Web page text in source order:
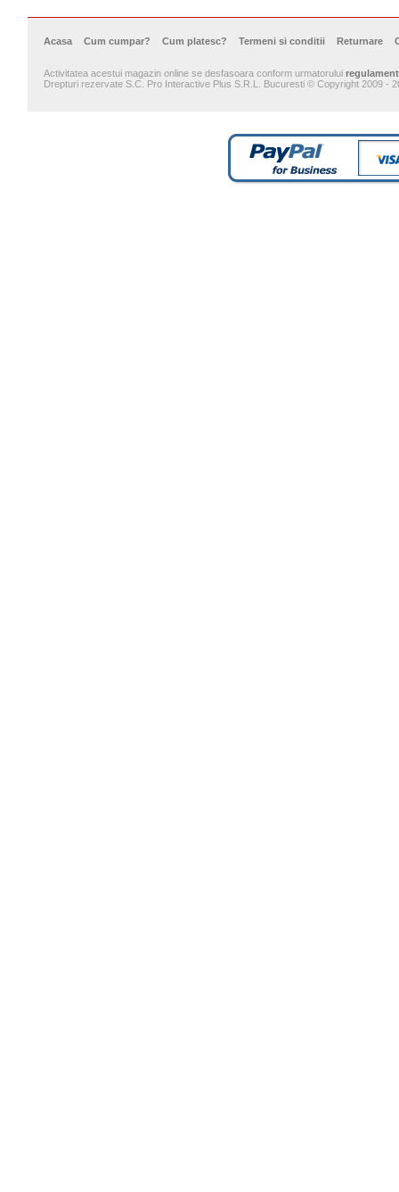
Acasa Cum cumpar? Cum platesc? Termeni si conditii Returnare
Activitatea acestui magazin online se desfasoara conform urmatorului regulament
Drepturi rezervate S.C. Pro Interactive Plus S.R.L. Bucuresti © Copyright 2009 -